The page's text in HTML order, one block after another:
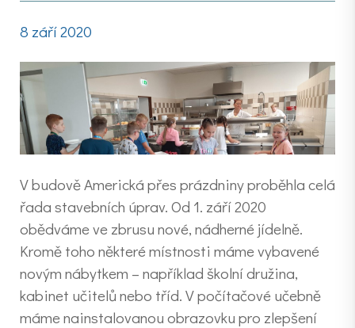
8 září 2020
V budově Americká přes prázdniny proběhla celá
řada stavebních úprav. Od 1. září 2020
obědváme ve zbrusu nové, nádherné jídelně.
Kromě toho některé místnosti máme vybavené
novým nábytkem – například školní družina,
kabinet učitelů nebo tříd. V počítačové učebně
máme nainstalovanou obrazovku pro zlepšení